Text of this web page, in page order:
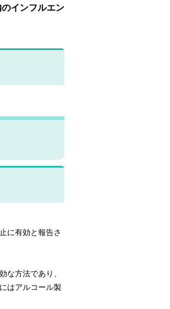
インフルエン
に有効と報告さ
な方法であり、
はアルコール製